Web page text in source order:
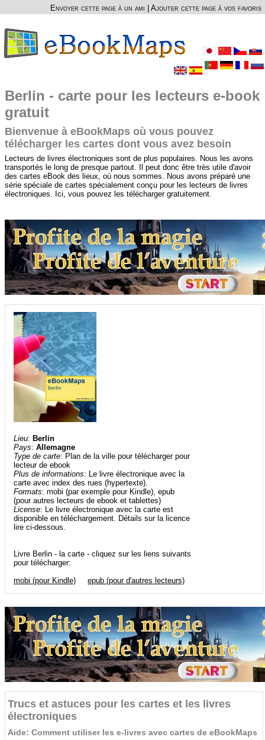
Envoyer cette page à un ami Ajouter cette page à vos favoris
Berlin - carte pour les lecteurs e-book
gratuit
Bienvenue à eBookMaps où vous pouvez
télécharger les cartes dont vous avez besoin
Lecteurs de livres électroniques sont de plus populaires. Nous les avons
transportés le long de presque partout. Il peut donc être très utile d'avoir
des cartes eBook des lieux, où nous sommes. Nous avons préparé une
série spéciale de cartes spécialement conçu pour les lecteurs de livres
électroniques. Ici, vous pouvez les télécharger gratuitement.
Lieu: Berlin
Pays:Allemagne
Type de carte: Plan de la ville pour télécharger pour
lecteur de ebook
Plus de informations: Le livre électronique avec la
carte avec index des rues (hypertexte).
Formats: mobi (par exemple pour Kindle), epub
(pour autres lecteurs de ebook et tablettes)
License: Le livre électronique avec la carte est
disponible en téléchargement. Détails sur la licence
lire ci-dessous.
Livre Berlin - la carte - cliquez sur les liens suivants
pour télécharger:
mobi (pour Kindle)
epub (pour d'autres lecteurs)
Trucs et astuces pour les cartes et les livres
électroniques
Aide: Comment utiliser les e-livres avec cartes de eBookMaps